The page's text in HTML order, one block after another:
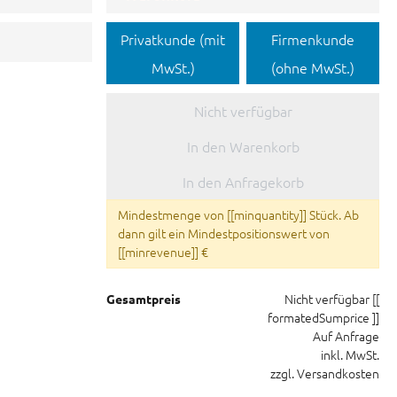
Privatkunde (mit
MwSt.)
Firmenkunde
(ohne MwSt.)
Nicht verfügbar
In den Warenkorb
In den Anfragekorb
Mindestmenge von [[minquantity]] Stück. Ab
dann gilt ein Mindestpositionswert von
[[minrevenue]] €
Gesamtpreis Nicht verfügbar [[
formatedSumprice ]]
Auf Anfrage
inkl. MwSt.
zzgl. Versandkosten